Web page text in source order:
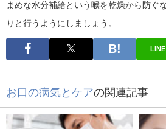
まめな水分補給という喉を乾燥から防ぐ
りと行うようにしましょう。
LINE
お口の病気とケアの関連記事